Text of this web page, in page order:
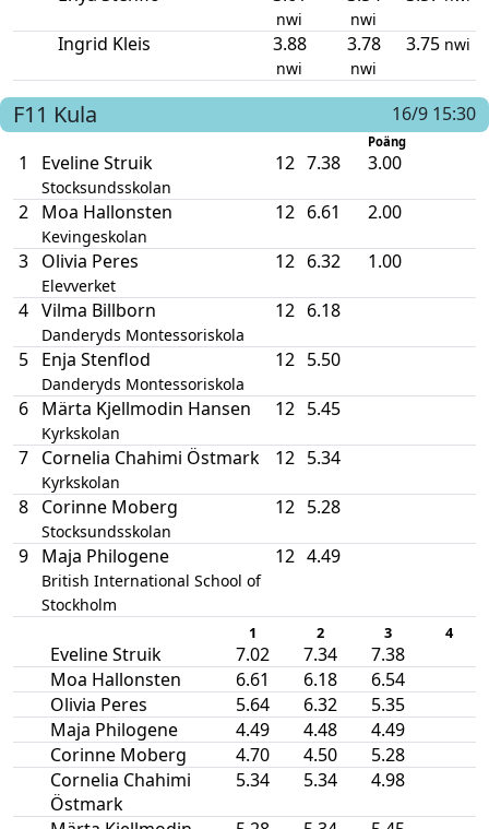
nwi nwi
Ingrid Kleis 3.88
nwi
3.78
nwi
3.75 nwi
F11 Kula 16/9 15:30
Poäng
1 Eveline Struik
Stocksundsskolan
12 7.38 3.00
2 Moa Hallonsten
Kevingeskolan
12 6.61 2.00
3 Olivia Peres
Elevverket
12 6.32 1.00
4 Vilma Billborn
Danderyds Montessoriskola
12 6.18
5 Enja Stenflod
Danderyds Montessoriskola
12 5.50
6 Märta Kjellmodin Hansen
Kyrkskolan
12 5.45
7 Cornelia Chahimi Östmark
Kyrkskolan
12 5.34
8 Corinne Moberg
Stocksundsskolan
12 5.28
9 Maja Philogene
British International School of
Stockholm
12 4.49
1 2 3 4
Eveline Struik 7.02 7.34
7.38
Moa Hallonsten
6.61 6.18
6.54
Olivia Peres
5.64 6.32
5.35
Maja Philogene
4.49 4.48
4.49
Corinne Moberg
4.70 4.50
5.28
Cornelia Chahimi
Östmark
5.34 5.34 4.98